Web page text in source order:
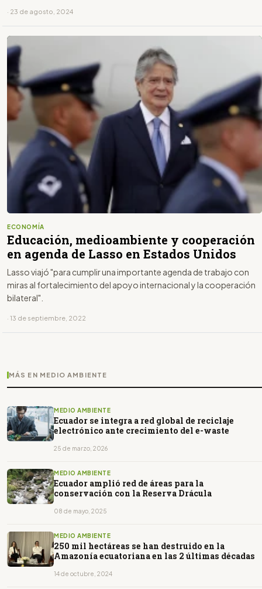
· 23 de agosto, 2024
ECONOMÍA
Educación, medioambiente y cooperación
en agenda de Lasso en Estados Unidos
Lasso viajó "para cumplir una importante agenda de trabajo con
miras al fortalecimiento del apoyo internacional y la cooperación
bilateral".
· 13 de septiembre, 2022
MÁS EN MEDIO AMBIENTE
MEDIO AMBIENTE
Ecuador se integra a red global de reciclaje
electrónico ante crecimiento del e-waste
25 de marzo, 2026
MEDIO AMBIENTE
Ecuador amplió red de áreas para la
conservación con la Reserva Drácula
08 de mayo, 2025
MEDIO AMBIENTE
250 mil hectáreas se han destruido en la
Amazonía ecuatoriana en las 2 últimas décadas
14 de octubre, 2024